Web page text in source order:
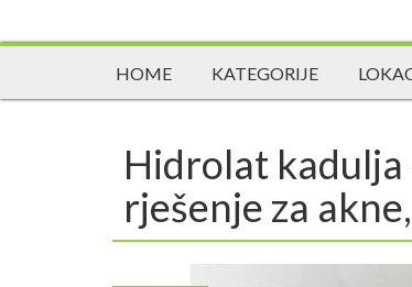
HOME KATEGORIJE
Hidrolat kadulja
rješenje za